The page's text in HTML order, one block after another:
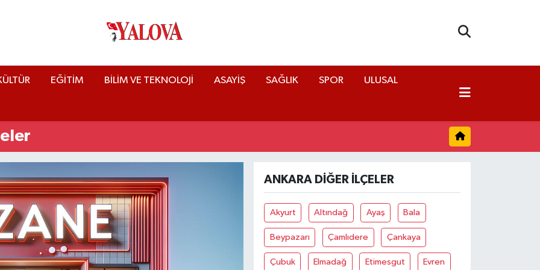
EĞİTİM BİLİM VE TEKNOLOJİ ASAYİŞ SAĞLIK SPOR ULUSAL
ANKARA DIĞER İLÇELER
Akyurt Altındağ Ayaş Bala
Beypazarı Çamlıdere Çankaya
Çubuk Elmadağ Etimesgut Evren